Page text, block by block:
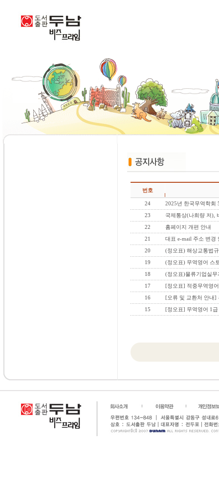
번호
24
2025년 한국무역학회
23
국제통상(나희량 저),
22
홈페이지 개편 안내
21
대표 e-mail 주소 변경
20
(정오표) 해상교통법
19
(정오표) 무역영어 스
18
(정오표)물류기업실
17
[정오표] 적중무역영
16
[오류 및 교환처 안내]
15
[정오표] 무역영어 1